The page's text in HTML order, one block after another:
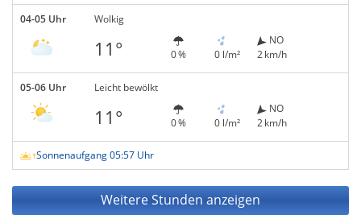
04-05 Uhr Wolkig
11° 0 % 0 l/m²
NO
2 km/h
05-06 Uhr Leicht bewölkt
11° 0 % 0 l/m²
NO
2 km/h
Sonnenaufgang 05:57 Uhr
Weitere Stunden anzeigen